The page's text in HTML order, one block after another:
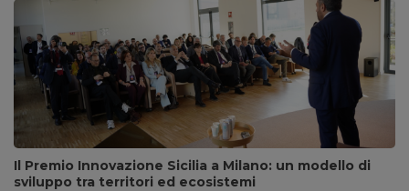
Il Premio Innovazione Sicilia a Milano: un modello di
sviluppo tra territori ed ecosistemi